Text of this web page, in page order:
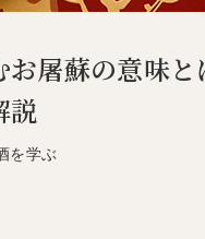
お屠蘇の意味と
説
を学ぶ